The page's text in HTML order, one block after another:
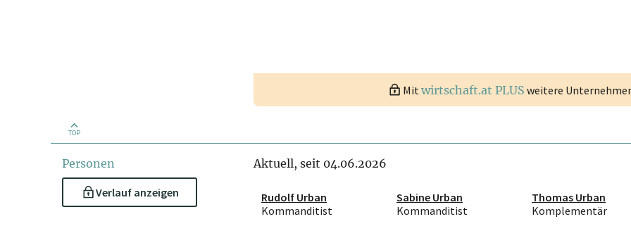
Mit wirtschaft.at PLUS weitere
TOP
Personen
Verlauf anzeigen
Aktuell, seit 04.06.2026
Rudolf Urban
Kommanditist
Sabine Urban
Kommanditist
Thomas Urban
Komplementär